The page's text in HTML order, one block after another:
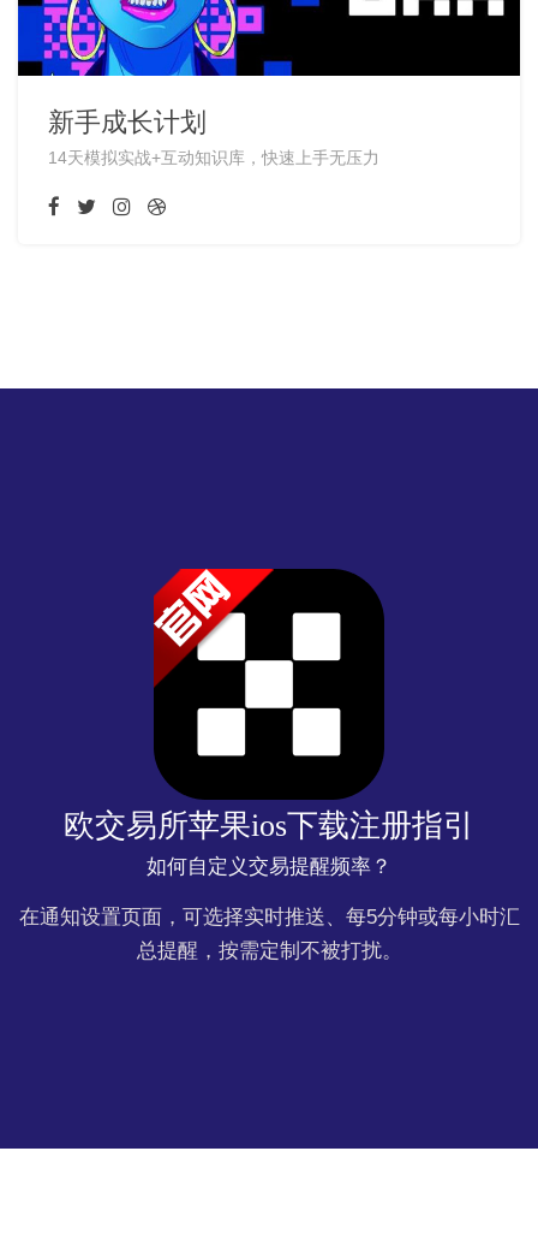
新手成长计划
14天模拟实战+互动知识库，快速上手无压力
欧交易所苹果ios下载注册指引
如何自定义交易提醒频率？
在通知设置页面，可选择实时推送、每5分钟或每小时汇
总提醒，按需定制不被打扰。